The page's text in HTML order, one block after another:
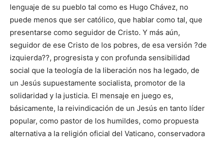
lenguaje de su pueblo tal como es Hugo Chávez, no
puede menos que ser católico, que hablar como tal, que
presentarse como seguidor de Cristo. Y más aún,
seguidor de ese Cristo de los pobres, de esa versión ?de
izquierda??, progresista y con profunda sensibilidad
social que la teología de la liberación nos ha legado, de
un Jesús supuestamente socialista, promotor de la
solidaridad y la justicia. El mensaje en juego es,
básicamente, la reivindicación de un Jesús en tanto líder
popular, como pastor de los humildes, como propuesta
alternativa a la religión oficial del Vaticano, conservadora